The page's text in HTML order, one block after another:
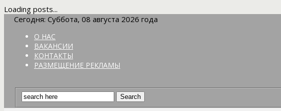
Loading posts...
Сегодня: Суббота, 08 августа 2026 года
О НАС
ВАКАНСИИ
КОНТАКТЫ
РАЗМЕЩЕНИЕ РЕКЛАМЫ